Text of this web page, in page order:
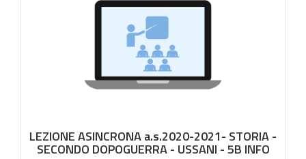
LEZIONE ASINCRONA a.s.2020-2021- STORIA -
SECONDO DOPOGUERRA - USSANI - 5B INFO